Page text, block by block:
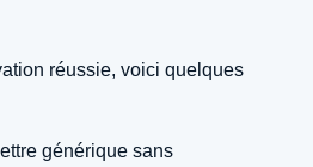
réussie, voici quelques
générique sans